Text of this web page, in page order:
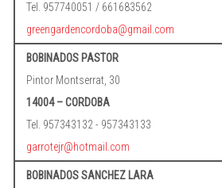
Tel. 957740051 / 661683562
greengardencordoba@gmail.com
BOBINADOS PASTOR
Pintor Montserrat, 30
14004 – CORDOBA
Tel. 957343132 - 957343133
garrotejr@hotmail.com
BOBINADOS SANCHEZ LARA